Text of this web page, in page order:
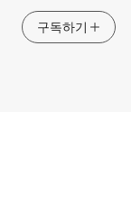
구독하기